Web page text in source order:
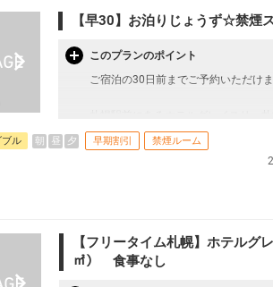
【早30】お泊りじょうず☆禁煙
このプランのポイント
ご宿泊の30日前までご予約いただけま
札幌駅地下街から直結で雨・雪にも
間：6：00頃～23：00頃)
スタンダードダブル 15平米 ベッ
寝不可です。
ル 朝 昼 夕 早期割引 禁煙ルーム
【フリータイム札幌】ホテル
㎡） 食事なし